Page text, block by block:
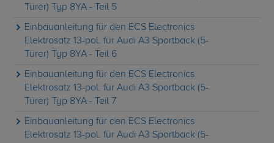
Türer) Typ 8YA - Teil 5
Einbauanleitung für den ECS Electronics
Elektrosatz 13-pol. für Audi A3 Sportback (5-
Türer) Typ 8YA - Teil 6
Einbauanleitung für den ECS Electronics
Elektrosatz 13-pol. für Audi A3 Sportback (5-
Türer) Typ 8YA - Teil 7
Einbauanleitung für den ECS Electronics
Elektrosatz 13-pol. für Audi A3 Sportback (5-